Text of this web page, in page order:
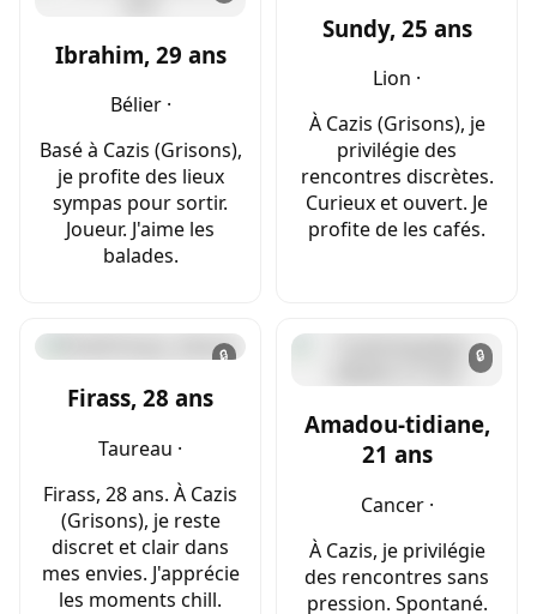
Ibrahim, 29 ans
Bélier ·
Basé à Cazis (Grisons),
je profite des lieux
sympas pour sortir.
Joueur. J'aime les
balades.
Sundy, 25 ans
Lion ·
À Cazis (Grisons), je
privilégie des
rencontres discrètes.
Curieux et ouvert. Je
profite de les cafés.
🔒
Firass, 28 ans
Taureau ·
Firass, 28 ans. À Cazis
(Grisons), je reste
discret et clair dans
mes envies. J'apprécie
les moments chill.
🔒
Amadou-tidiane,
21 ans
Cancer ·
À Cazis, je privilégie
des rencontres sans
pression. Spontané.